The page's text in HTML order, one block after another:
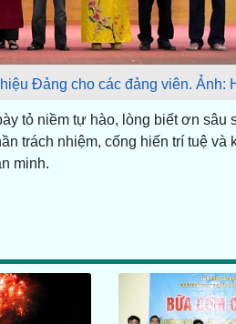
Đảng cho các đảng viên. Ảnh:
tỏ niềm tự hào, lòng biết ơn sâu
trách nhiệm, cống hiến trí tuệ và
minh.